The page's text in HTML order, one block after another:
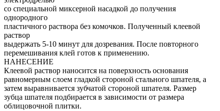
со специальной миксерной насадкой до получения
однородного
пластичного раствора без комочков. Полученный клеевой
раствор
выдержать 5-10 минут для дозревания. После повторного
перемешивания клей готов к применению.
НАНЕСЕНИЕ
Клеевой раствор наносится на поверхность основания
равномерным слоем гладкой стороной стального шпателя, а
затем выравнивается зубчатой стороной шпателя. Размер
зубца шпателя подбирается в зависимости от размера
облицовочной плитки.